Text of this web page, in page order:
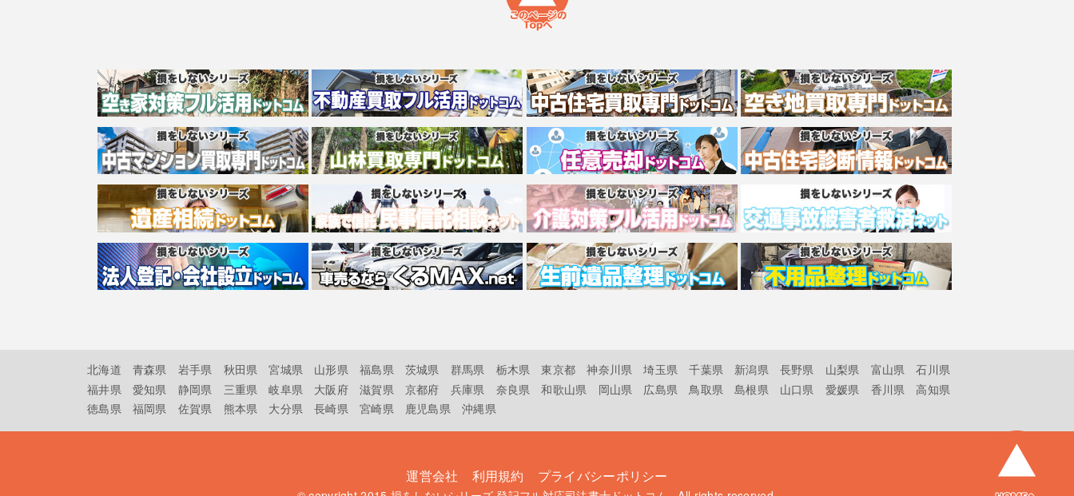
北海道 青森県 岩手県 秋田県 宮城県 山形県 福島県 茨城県 群馬県 栃木県 東京都 神奈川県 埼玉県 千葉県 新潟県 長野県 山梨県 富山県
石川県
福井県
愛知県 静岡県 三重県 岐阜県 大阪府 滋賀県 京都府 兵庫県 奈良県 和歌山県 岡山県 広島県 鳥取県 島根県 山口県 愛媛県 香川県
高知県
徳島県
福岡県 佐賀県 熊本県 大分県 長崎県 宮崎県 鹿児島県 沖縄県
運営会社 利用規約 プライバシーポリシー